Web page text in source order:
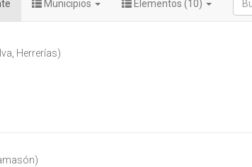
Municipios Elementos (10)
Herrerías)
)